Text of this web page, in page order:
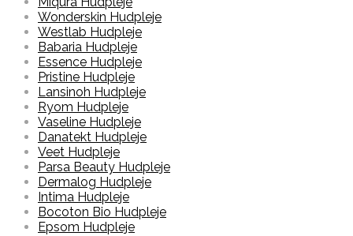
Wonderskin Hudpleje
Westlab Hudpleje
Babaria Hudpleje
Essence Hudpleje
Pristine Hudpleje
Lansinoh Hudpleje
Ryom Hudpleje
Vaseline Hudpleje
Danatekt Hudpleje
Veet Hudpleje
Parsa Beauty Hudpleje
Dermalog Hudpleje
Intima Hudpleje
Bocoton Bio Hudpleje
Epsom Hudpleje